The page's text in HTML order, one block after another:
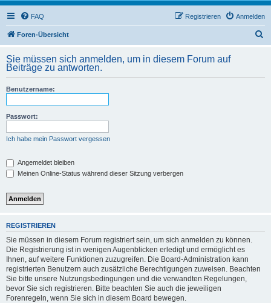
FAQ Anmelden
Registrieren
Foren-Übersicht
h
Sie müssen sich anmelden, um in diesem Forum auf
Beiträge zu antworten.
Benutzername:
Passwort:
Ich habe mein Passwort vergessen
Angemeldet bleiben
Meinen Online-Status während dieser Sitzung verbergen
REGISTRIEREN
Sie müssen in diesem Forum registriert sein, um sich anmelden zu können.
Die Registrierung ist in wenigen Augenblicken erledigt und ermöglicht es
Ihnen, auf weitere Funktionen zuzugreifen. Die Board-Administration kann
registrierten Benutzern auch zusätzliche Berechtigungen zuweisen. Beachten
Sie bitte unsere Nutzungsbedingungen und die verwandten Regelungen,
bevor Sie sich registrieren. Bitte beachten Sie auch die jeweiligen
Forenregeln, wenn Sie sich in diesem Board bewegen.